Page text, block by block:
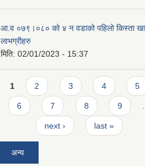
आ.व ०७९।०८० को ४ न‌‍ वडाको पहिलो किस्ता
लाभग्रीहरु
मिति: 02/01/2023 - 15:37
Pages
1 2 3 4 5
6 7 8 9
next › last »
अन्य